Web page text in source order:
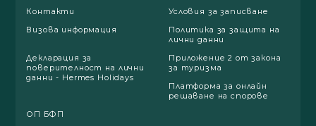
Контакти
Условия за записване
Визова информация
Политика за защита на
лични данни
Декларация за
поверителност на лични
данни - Hermes Holidays
Приложение 2 от закона
за туризма
Платформа за онлайн
решаване на спорове
ОП БФП